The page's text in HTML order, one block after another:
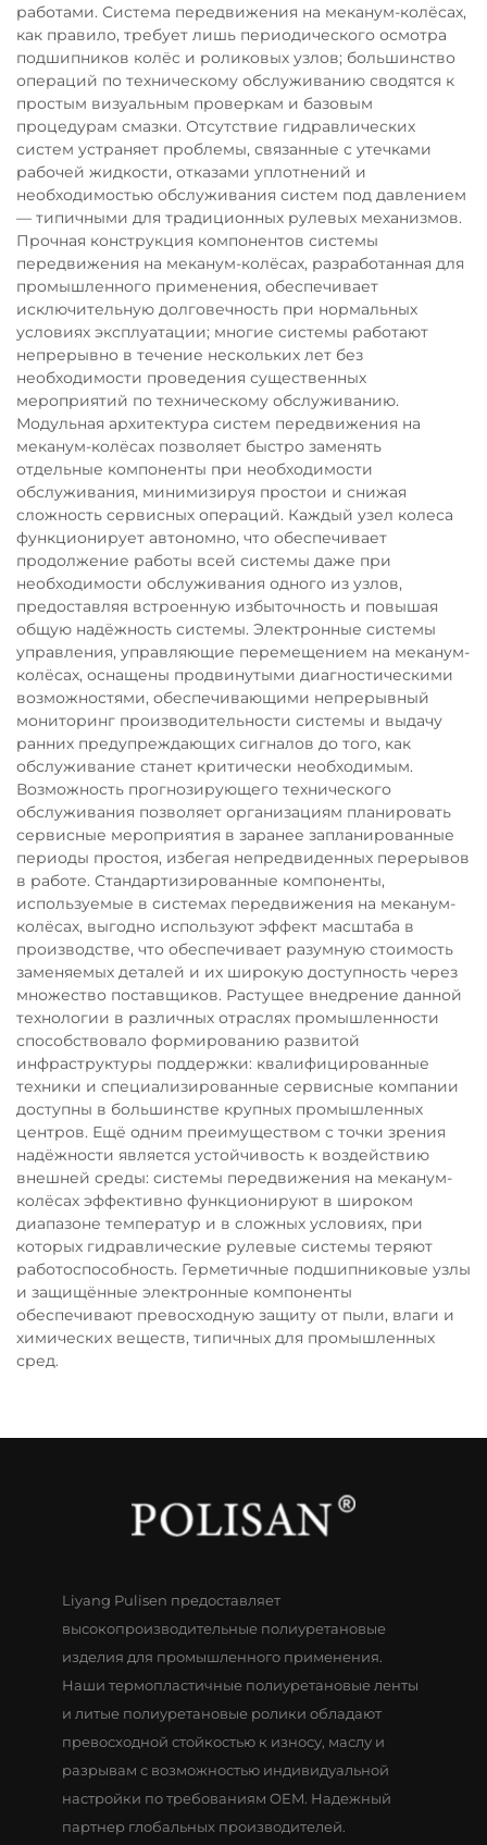
работами. Система передвижения на меканум-колёсах,
как правило, требует лишь периодического осмотра
подшипников колёс и роликовых узлов; большинство
операций по техническому обслуживанию сводятся к
простым визуальным проверкам и базовым
процедурам смазки. Отсутствие гидравлических
систем устраняет проблемы, связанные с утечками
рабочей жидкости, отказами уплотнений и
необходимостью обслуживания систем под давлением
— типичными для традиционных рулевых механизмов.
Прочная конструкция компонентов системы
передвижения на меканум-колёсах, разработанная для
промышленного применения, обеспечивает
исключительную долговечность при нормальных
условиях эксплуатации; многие системы работают
непрерывно в течение нескольких лет без
необходимости проведения существенных
мероприятий по техническому обслуживанию.
Модульная архитектура систем передвижения на
меканум-колёсах позволяет быстро заменять
отдельные компоненты при необходимости
обслуживания, минимизируя простои и снижая
сложность сервисных операций. Каждый узел колеса
функционирует автономно, что обеспечивает
продолжение работы всей системы даже при
необходимости обслуживания одного из узлов,
предоставляя встроенную избыточность и повышая
общую надёжность системы. Электронные системы
управления, управляющие перемещением на меканум-
колёсах, оснащены продвинутыми диагностическими
возможностями, обеспечивающими непрерывный
мониторинг производительности системы и выдачу
ранних предупреждающих сигналов до того, как
обслуживание станет критически необходимым.
Возможность прогнозирующего технического
обслуживания позволяет организациям планировать
сервисные мероприятия в заранее запланированные
периоды простоя, избегая непредвиденных перерывов
в работе. Стандартизированные компоненты,
используемые в системах передвижения на меканум-
колёсах, выгодно используют эффект масштаба в
производстве, что обеспечивает разумную стоимость
заменяемых деталей и их широкую доступность через
множество поставщиков. Растущее внедрение данной
технологии в различных отраслях промышленности
способствовало формированию развитой
инфраструктуры поддержки: квалифицированные
техники и специализированные сервисные компании
доступны в большинстве крупных промышленных
центров. Ещё одним преимуществом с точки зрения
надёжности является устойчивость к воздействию
внешней среды: системы передвижения на меканум-
колёсах эффективно функционируют в широком
диапазоне температур и в сложных условиях, при
которых гидравлические рулевые системы теряют
работоспособность. Герметичные подшипниковые узлы
и защищённые электронные компоненты
обеспечивают превосходную защиту от пыли, влаги и
химических веществ, типичных для промышленных
сред.
Liyang Pulisen предоставляет
высокопроизводительные полиуретановые
изделия для промышленного применения.
Наши термопластичные полиуретановые ленты
и литые полиуретановые ролики обладают
превосходной стойкостью к износу, маслу и
разрывам с возможностью индивидуальной
настройки по требованиям OEM. Надежный
партнер глобальных производителей.